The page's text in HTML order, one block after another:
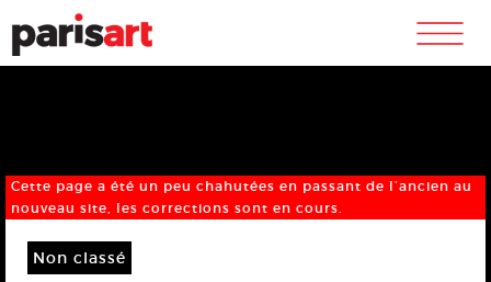
m
Cette page a été un peu chahutées en passant de l’ancien au
nouveau site, les corrections sont en cours.
Non classé